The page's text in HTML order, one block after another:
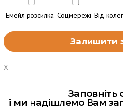
Емейл розсилка Соцмережі Від
X
Заповніть
і ми надішлемо Вам